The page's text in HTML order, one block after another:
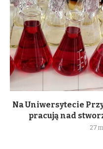
Na Uniwersytecie
pracują nad
27